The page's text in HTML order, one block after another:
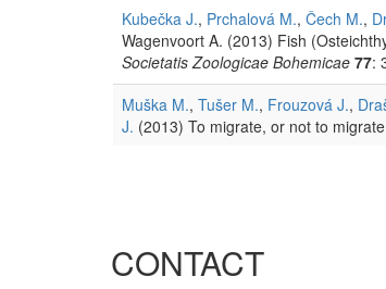
Kubečka J., Prchalová M., Čech M.,
Wagenvoort A. (2013) Fish
Societatis Zoologicae Bohemicae 77:
Muška M., Tušer M., Frouzová J.,
J. (2013) To migrate, or not to
CONTACT